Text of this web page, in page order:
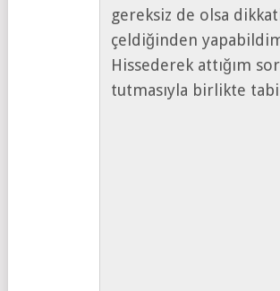
gereksiz de olsa
çeldiğinden
Hissederek attığım
tutmasıyla birlikte tabi